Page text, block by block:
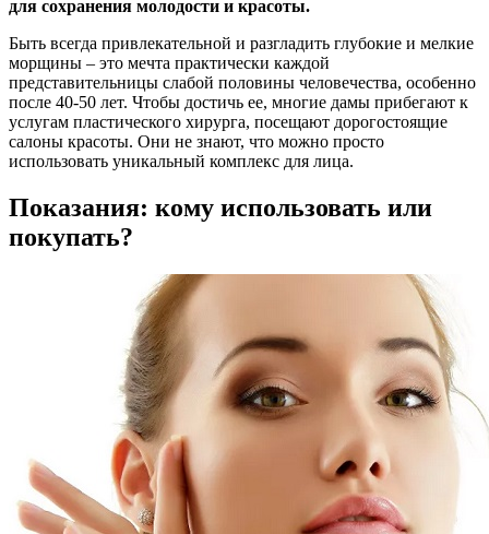
для сохранения молодости и красоты.
Быть всегда привлекательной и разгладить глубокие и мелкие
морщины – это мечта практически каждой
представительницы слабой половины человечества, особенно
после 40-50 лет. Чтобы достичь ее, многие дамы прибегают к
услугам пластического хирурга, посещают дорогостоящие
салоны красоты. Они не знают, что можно просто
использовать уникальный комплекс для лица.
Показания: кому использовать или
покупать?